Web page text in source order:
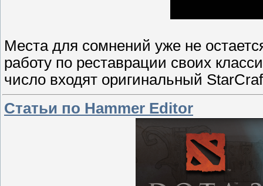
Места для сомнений уже не
работу по реставрации своих
число входят оригинальный
Статьи по Hammer Editor